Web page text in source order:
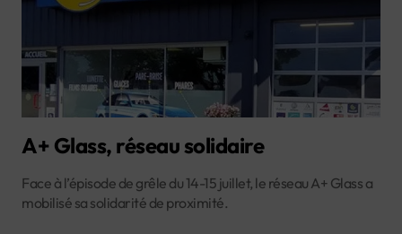
A+ Glass, réseau solidaire
Face à l’épisode de grêle du 14-15 juillet, le réseau A+ Glass a
mobilisé sa solidarité de proximité.